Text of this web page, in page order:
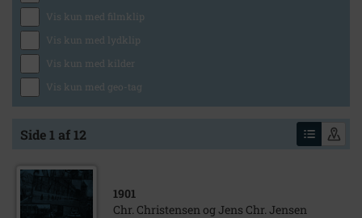
Vis kun med filmklip
Vis kun med lydklip
Vis kun med kilder
Vis kun med geo-tag
Side 1 af 12
1901
Chr. Christensen og Jens Chr. Jensen